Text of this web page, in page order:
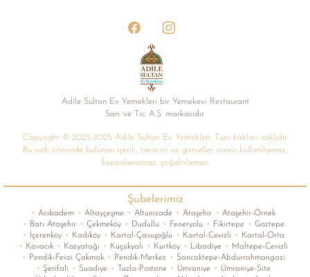
Adile Sultan Ev Yemekleri bir Yemekevi Restaurant
San. ve Tic. A.Ș. markasıdır.
Copyright © 2023-2025 Adile Sultan Ev Yemekleri. Tüm hakları saklıdır.
Bu web sitesinde bulunan içerik, tasarım ve görseller izinsiz kullanılamaz,
kopyalanamaz, çoğaltılamaz.
Şubelerimiz
• Acıbadem • Altayçeşme • Altunizade • Ataşehir • Ataşehir-Örnek
• Batı Ataşehir • Çekmeköy • Dudullu • Feneryolu • Fikirtepe • Göztepe
• İçerenköy • Kadıköy • Kartal-Çavuşoğlu • Kartal-Cevizli • Kartal-Orta
• Kavacık • Kozyatağı • Küçükyalı • Kurtköy • Libadiye • Maltepe-Cevizli
• Pendik-Fevzi Çakmak • Pendik-Merkez • Sancaktepe-Abdurrahmangazi
• Şerifali • Suadiye • Tuzla-Postane • Ümraniye • Ümraniye-Site